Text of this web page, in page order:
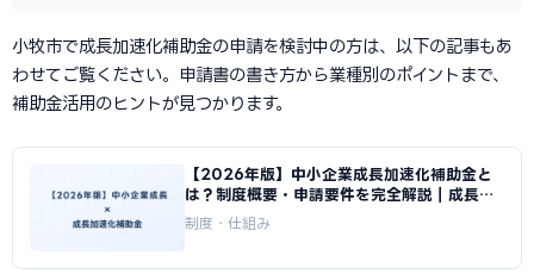
小牧市で成長加速化補助金の申請を検討中の方は、以下の記事もあ
わせてご覧ください。申請書の書き方から業種別のポイントまで、
補助金活用のヒントが見つかります。
【2026年版】中小企業成長加速化補助金と
は？制度概要・申請要件を完全解説｜成長加
速化補助金ナビ
制度・仕組み